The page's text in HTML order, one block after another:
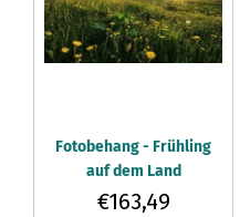
Fotobehang - Frühling
auf dem Land
450x280cm -
€163,49